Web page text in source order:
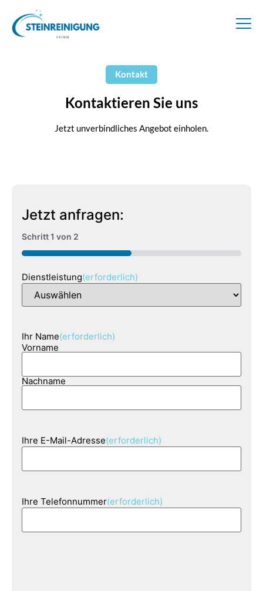
Kontakt
Kontaktieren Sie uns
Jetzt unverbindliches Angebot einholen.
Jetzt anfragen:
Schritt1 von 2
50%
Dienstleistung(erforderlich)
Ihr Name(erforderlich)
Vorname
Nachname
Ihre E-Mail-Adresse(erforderlich)
Ihre Telefonnummer(erforderlich)